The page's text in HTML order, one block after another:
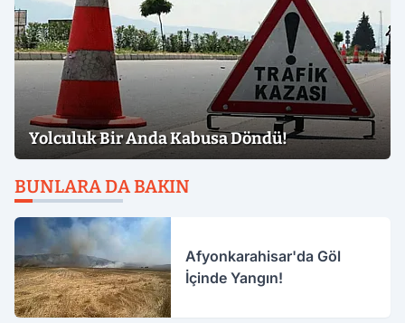
Yolculuk Bir Anda Kabusa Döndü!
BUNLARA DA BAKIN
Afyonkarahisar'da Göl
İçinde Yangın!